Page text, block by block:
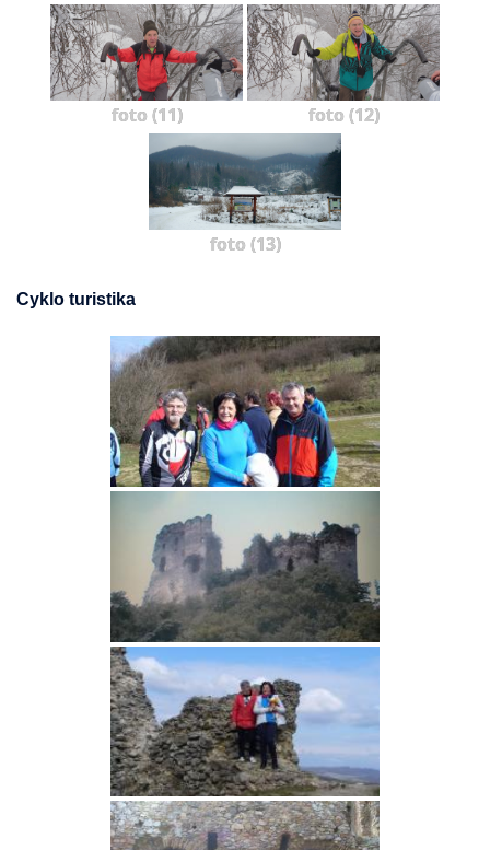
foto (11) foto (12)
foto (13)
Cyklo turistika